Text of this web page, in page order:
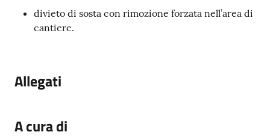
Seguici
divieto di sosta con rimozione forzata nell’area di
cantiere.
Allegati
A cura di